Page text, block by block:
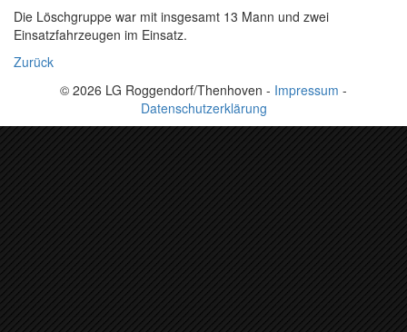
Die Löschgruppe war mit insgesamt 13 Mann und zwei
Einsatzfahrzeugen im Einsatz.
Zurück
© 2026 LG Roggendorf/Thenhoven - Impressum -
Datenschutzerklärung